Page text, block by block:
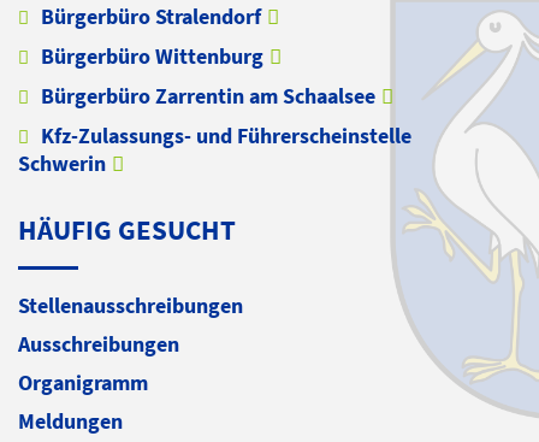
Bürgerbüro Stralendorf
Bürgerbüro Wittenburg
Bürgerbüro Zarrentin am Schaalsee
Kfz-Zulassungs- und Führerscheinstelle
Schwerin
HÄUFIG GESUCHT
Stellenausschreibungen
Ausschreibungen
Organigramm
Meldungen